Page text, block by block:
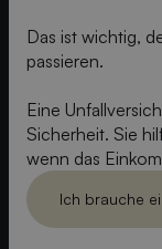
Das ist wichtig,
passieren.
Eine
Sicherheit. Sie
wenn das
Ich brauche
Ich brauch